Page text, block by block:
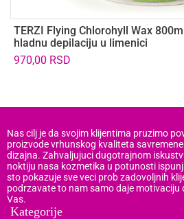
TERZI Flying Chlorohyll Wax
hladnu depilaciju u limenici
970,00 RSD
Nas cilj je da svojim klijentima pruzimo
proizvode vrhunskog kvaliteta
dizajna. Zahvaljujuci dugotrajnom
noktiju nasa kozmetika u potunosti
sto pokazuje sve veci prob zadovoljnih
podrzavate to nam samo daje motivaciju
Vas.
Kategorije